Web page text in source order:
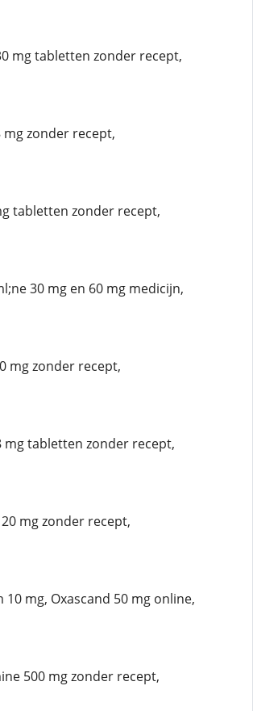
mg tabletten zonder recept,
mg zonder recept,
tabletten zonder recept,
30 mg en 60 mg medicijn,
mg zonder recept,
mg tabletten zonder recept,
mg zonder recept,
10 mg, Oxascand 50 mg online,
500 mg zonder recept,